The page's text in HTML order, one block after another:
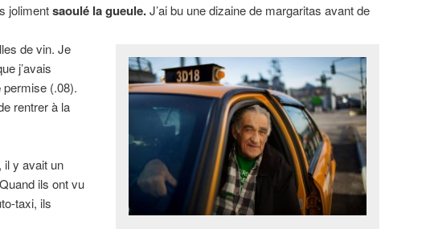
jolimentsaoulé la gueule.J’ai bu une dizaine de margaritas avant de
de vin. Je
j’avais
permise (.08).
rentrer à la
il y avait un
ils ont vu
taxi, ils